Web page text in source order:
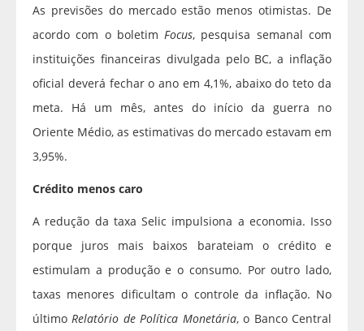
As previsões do mercado estão menos otimistas. De
acordo com o boletimFocus, pesquisa semanal com
instituições financeiras divulgada pelo BC, a inflação
oficial deverá fechar o ano em 4,1%, abaixo do teto da
meta. Há um mês, antes do início da guerra no
Oriente Médio, as estimativas do mercado estavam em
3,95%.
Crédito menos caro
A redução da taxa Selic impulsiona a economia. Isso
porque juros mais baixos barateiam o crédito e
estimulam a produção e o consumo. Por outro lado,
taxas menores dificultam o controle da inflação. No
últimoRelatório de Política Monetária, o Banco Central